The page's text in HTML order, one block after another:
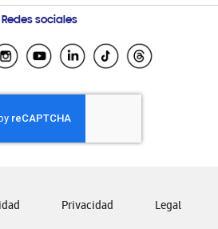
de Compra
Frecuentes
Costa Rica
Ecuador
El Salvador
Guatemala
Honduras
Nicaragua
Venezuela
Redes sociales
Privacidad Legal